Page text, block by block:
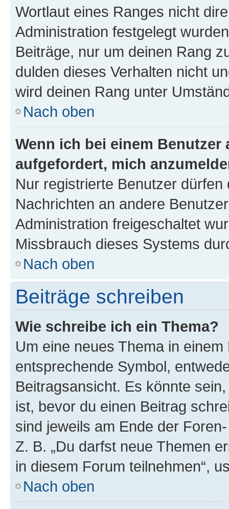
Wortlaut eines Ranges nicht
Administration festgelegt
Beiträge, nur um deinen Rang
dulden dieses Verhalten nicht
wird deinen Rang unter
Nach oben
Wenn ich bei einem
aufgefordert, mich
Nur registrierte Benutzer
Nachrichten an andere
Administration freigeschaltet
Missbrauch dieses Systems
Nach oben
Beiträge schreiben
Wie schreibe ich ein Thema?
Um eine neues Thema in
entsprechende Symbol,
Beitragsansicht. Es könnte
ist, bevor du einen Beitrag
sind jeweils am Ende der
Z. B. „Du darfst neue Themen
in diesem Forum teilnehmen“,
Nach oben